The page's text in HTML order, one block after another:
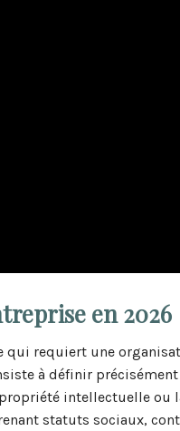
en 2026
qui requiert une
à définir
intellectuelle ou
statuts sociaux,